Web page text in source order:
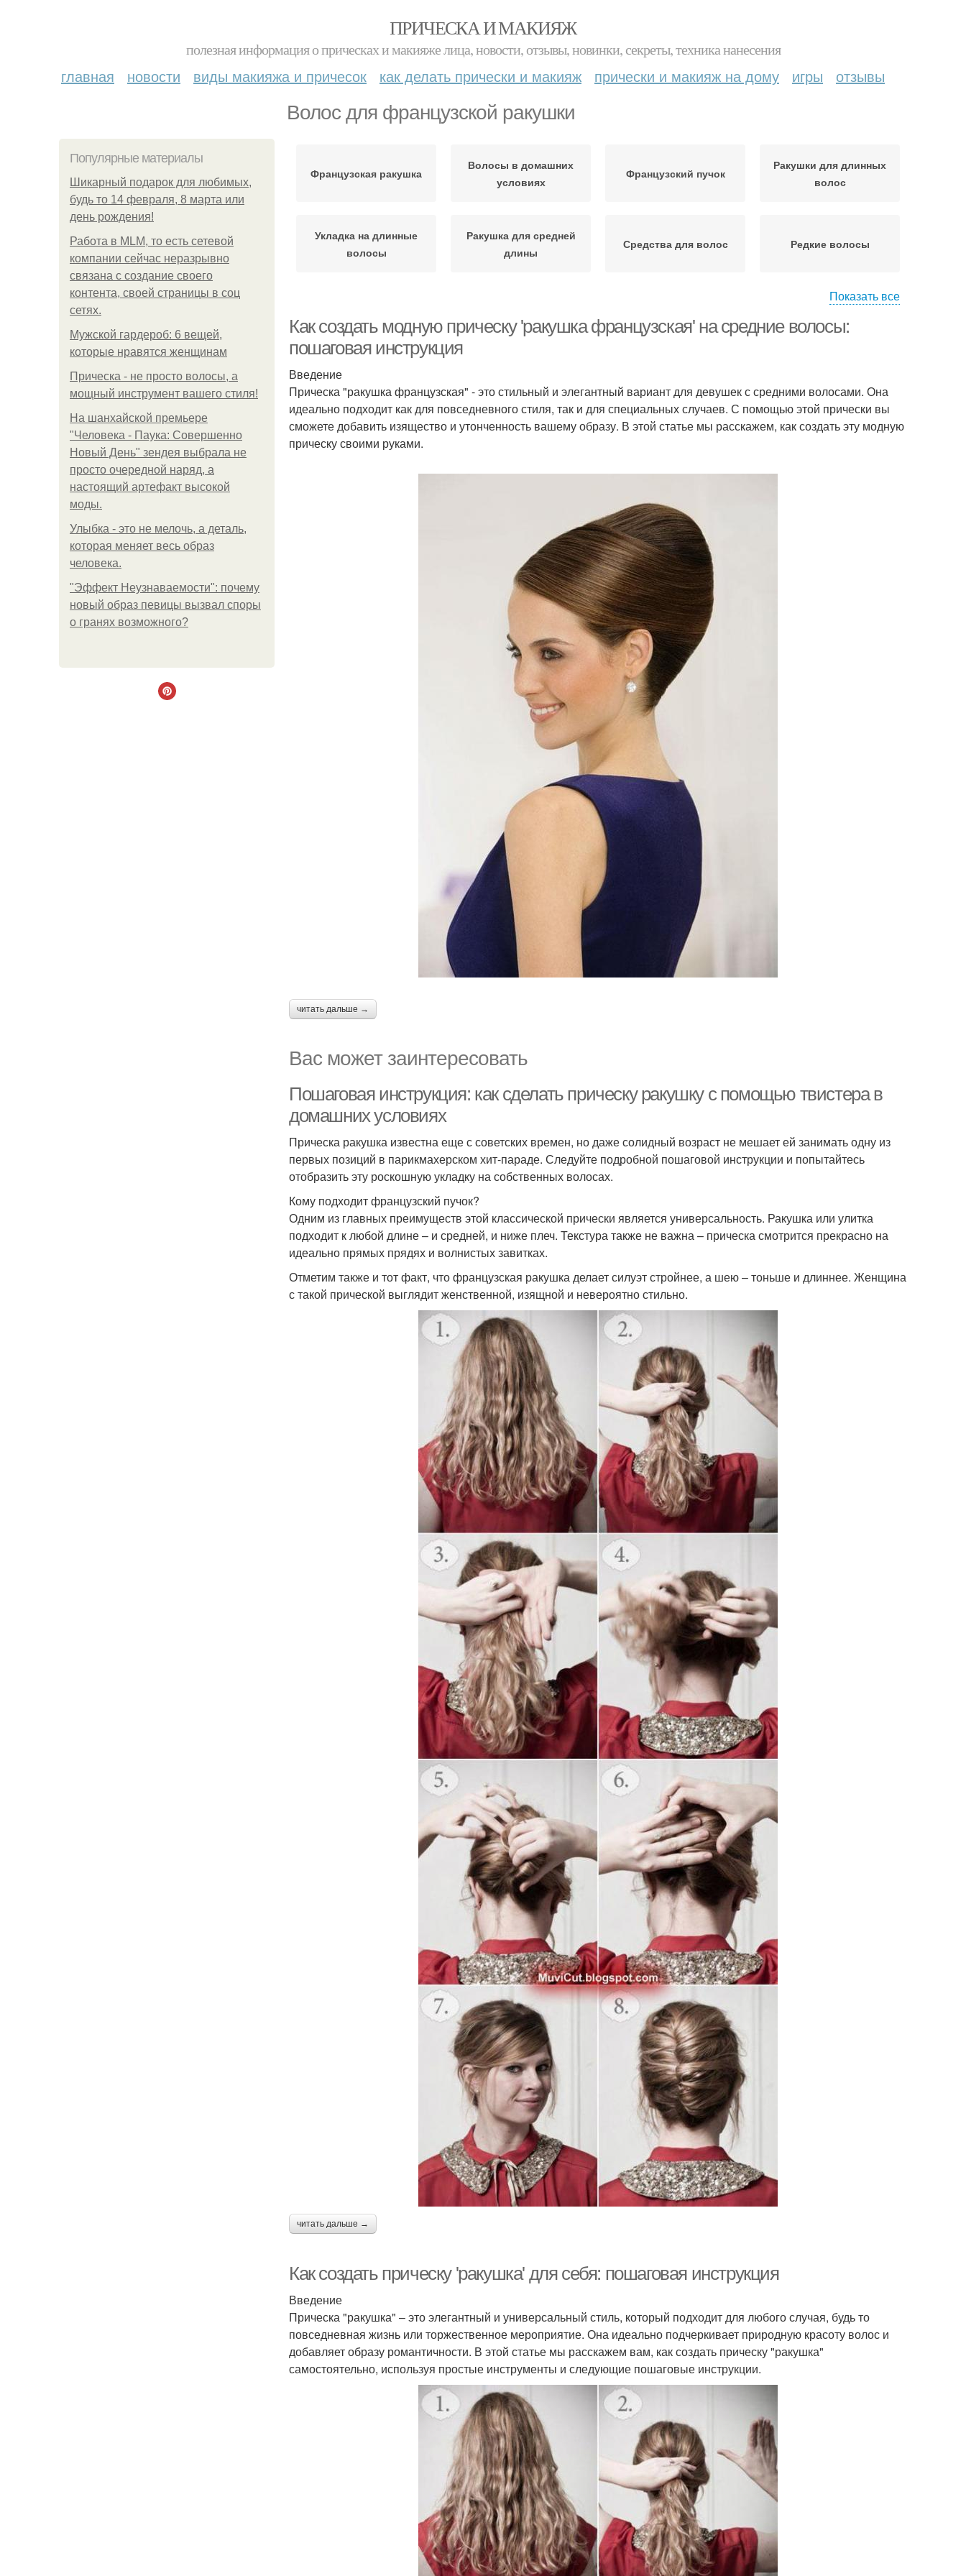
ПРИЧЕСКА И МАКИЯЖ
полезная информация о прическах и макияже лица, новости, отзывы, новинки, секреты, техника нанесения
главная новости виды макияжа и причесок как делать прически и макияж прически и макияж на дому игры отзывы
Волос для французской ракушки
Популярные материалы
Шикарный подарок для любимых,
будь то 14 февраля, 8 марта или
день рождения!
Работа в MLM, то есть сетевой
компании сейчас неразрывно
связана с создание своего
контента, своей страницы в соц
сетях.
Мужской гардероб: 6 вещей,
которые нравятся женщинам
Прическа - не просто волосы, а
мощный инструмент вашего стиля!
На шанхайской премьере
"Человека - Паука: Совершенно
Новый День" зендея выбрала не
просто очередной наряд, а
настоящий артефакт высокой
моды.
Улыбка - это не мелочь, а деталь,
которая меняет весь образ
человека.
"Эффект Неузнаваемости": почему
новый образ певицы вызвал споры
о гранях возможного?
Французская ракушка
Волосы в домашних
условиях
Французский пучок
Ракушки для длинных
волос
Укладка на длинные
волосы
Ракушка для средней
длины
Средства для волос Редкие волосы
Показать все
Как создать модную прическу 'ракушка французская' на средние волосы:
пошаговая инструкция
Введение
Прическа "ракушка французская" - это стильный и элегантный вариант для девушек с средними волосами. Она
идеально подходит как для повседневного стиля, так и для специальных случаев. С помощью этой прически вы
сможете добавить изящество и утонченность вашему образу. В этой статье мы расскажем, как создать эту модную
прическу своими руками.
читать дальше →
Вас может заинтересовать
Пошаговая инструкция: как сделать прическу ракушку с помощью твистера в
домашних условиях
Прическа ракушка известна еще с советских времен, но даже солидный возраст не мешает ей занимать одну из
первых позиций в парикмахерском хит-параде. Следуйте подробной пошаговой инструкции и попытайтесь
отобразить эту роскошную укладку на собственных волосах.
Кому подходит французский пучок?
Одним из главных преимуществ этой классической прически является универсальность. Ракушка или улитка
подходит к любой длине – и средней, и ниже плеч. Текстура также не важна – прическа смотрится прекрасно на
идеально прямых прядях и волнистых завитках.
Отметим также и тот факт, что французская ракушка делает силуэт стройнее, а шею – тоньше и длиннее. Женщина
с такой прической выглядит женственной, изящной и невероятно стильно.
читать дальше →
Как создать прическу 'ракушка' для себя: пошаговая инструкция
Введение
Прическа "ракушка" – это элегантный и универсальный стиль, который подходит для любого случая, будь то
повседневная жизнь или торжественное мероприятие. Она идеально подчеркивает природную красоту волос и
добавляет образу романтичности. В этой статье мы расскажем вам, как создать прическу "ракушка"
самостоятельно, используя простые инструменты и следующие пошаговые инструкции.